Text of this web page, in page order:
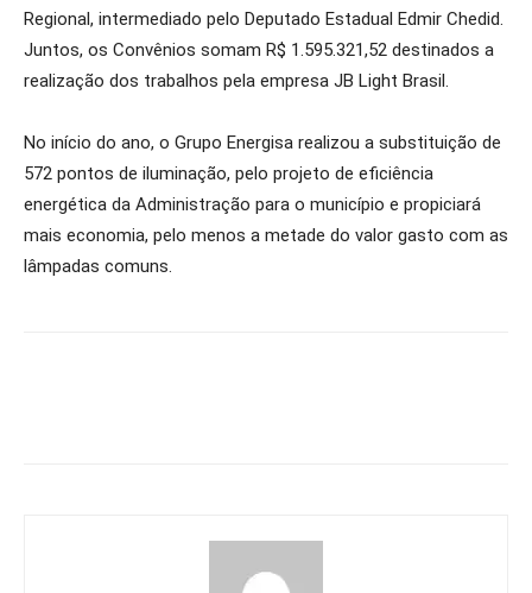
Regional, intermediado pelo Deputado Estadual Edmir Chedid.
Juntos, os Convênios somam R$ 1.595.321,52 destinados a
realização dos trabalhos pela empresa JB Light Brasil.
No início do ano, o Grupo Energisa realizou a substituição de
572 pontos de iluminação, pelo projeto de eficiência
energética da Administração para o município e propiciará
mais economia, pelo menos a metade do valor gasto com as
lâmpadas comuns.